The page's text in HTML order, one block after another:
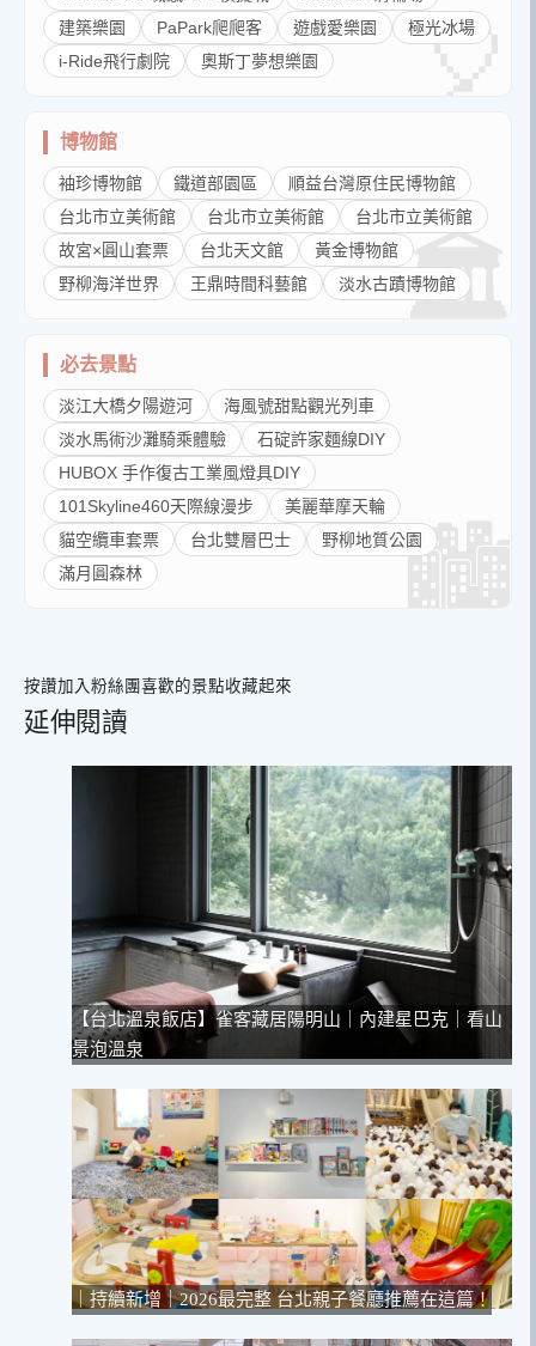
建築樂園
PaPark爬爬客 遊戲愛樂園
極光冰場
i-Ride飛行劇院
奧斯丁夢想樂園
博物館
袖珍博物館 鐵道部園區
順益台灣原住民博物館
台北市立美術館
台北市立美術館
台北市立美術館
故宮×圓山套票
台北天文館
黃金博物館
野柳海洋世界
王鼎時間科藝館 淡水古蹟博物館
必去景點
淡江大橋夕陽遊河
海風號甜點觀光列車
淡水馬術沙灘騎乘體驗
石碇許家麵線DIY
HUBOX 手作復古工業風燈具DIY
101Skyline460天際線漫步
美麗華摩天輪
貓空纜車套票
台北雙層巴士
野柳地質公園
滿月圓森林
按讚加入粉絲團 喜歡的景點收藏起來
延伸閱讀
【台北溫泉飯店】雀客藏居陽明山｜內建星巴克｜看山
景泡溫泉
｜持續新增｜2026最完整 台北親子餐廳推薦在這篇！